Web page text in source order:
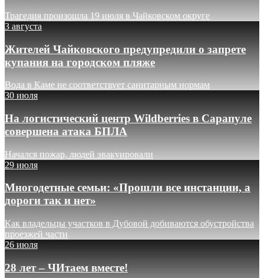
Трагедия произошла 19 июля в Чайковском округе
3 августа
Жителей Чайковского предупредили о запрете
купания на городском пляже
Вода в Каме не соответствует санитарным нормам
30 июля
На логистический центр Wildberries в Сарапуле
совершена атака БПЛА
Начался пожар, людей эвакуировали
29 июля
Многодетные семьи: «Прошли все инстанции, а
дороги так и нет»
Как владельцы участков в Дубовой добиваются обустройства
проезжей части
26 июля
28 лет – ЧИтаем вместе!